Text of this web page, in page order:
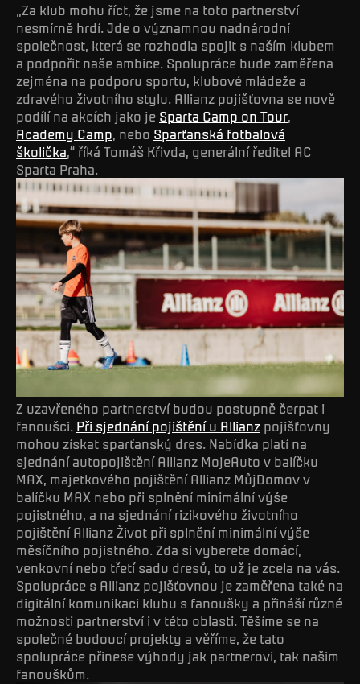
„Za klub mohu říct, že jsme na toto partnerství
nesmírně hrdí. Jde o významnou nadnárodní
společnost, která se rozhodla spojit s naším klubem
a podpořit naše ambice. Spolupráce bude zaměřena
zejména na podporu sportu, klubové mládeže a
zdravého životního stylu. Allianz pojišťovna se nově
podílí na akcích jako je Sparta Camp on Tour,
Academy Camp, nebo Sparťanská fotbalová
školička,“ říká Tomáš Křivda, generální ředitel AC
Sparta Praha.
Z uzavřeného partnerství budou postupně čerpat i
fanoušci. Při sjednání pojištění u Allianz pojišťovny
mohou získat sparťanský dres. Nabídka platí na
sjednání autopojištění Allianz MojeAuto v balíčku
MAX, majetkového pojištění Allianz MůjDomov v
balíčku MAX nebo při splnění minimální výše
pojistného, a na sjednání rizikového životního
pojištění Allianz Život při splnění minimální výše
měsíčního pojistného. Zda si vyberete domácí,
venkovní nebo třetí sadu dresů, to už je zcela na vás.
Spolupráce s Allianz pojišťovnou je zaměřena také na
digitální komunikaci klubu s fanoušky a přináší různé
možnosti partnerství i v této oblasti. Těšíme se na
společné budoucí projekty a věříme, že tato
spolupráce přinese výhody jak partnerovi, tak našim
fanouškům.